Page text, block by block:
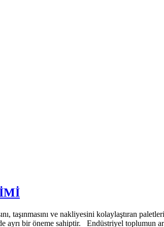
taşınmasını ve nakliyesini kolaylaştıran
ayrı bir öneme sahiptir. Endüstriyel toplumun